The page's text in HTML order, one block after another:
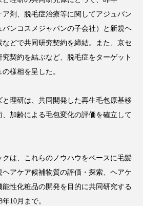
2026.08.06
注目の企画
BeautyTech ChatGPT
SaaS SNS
ア剤、脱毛症治療等に関してアジュバン
バンコスメジャパンの子会社）と新規ヘ
どで共同研究契約を締結。また、京セ
契約を結ぶなど、脱毛症をターゲット
様相を呈した。
理研は、共同開発した再生毛包原基移
加齢による毛包変化の評価を確立して
は、これらのノウハウをベースに毛髪
アケア候補物質の評価・探索、ヘアケ
性化粧品の開発を目的に共同研究する
10月まで。